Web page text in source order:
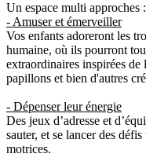
Un espace multi approches :
- Amuser et émerveiller
Vos enfants adoreront les
humaine, où ils pourront
extraordinaires inspirées
papillons et bien d'autres
- Dépenser leur énergie
Des jeux d’adresse et
sauter, et se lancer des
motrices.